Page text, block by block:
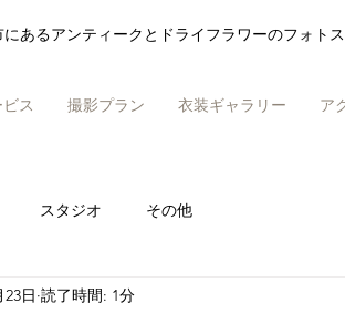
にあるアンティークとドライフラワーのフォト
ス 撮影プラン 衣装ギャラリー ア
スタジオ その他
23日 読了時間: 1分